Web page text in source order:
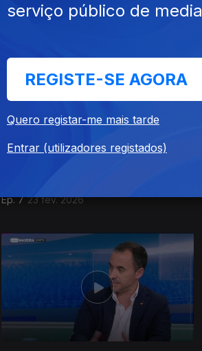
Ep. 7 23 fev. 2026
serviço público de media
REGISTE-SE AGORA
Quero registar-me mais tarde
Entrar (utilizadores registados)